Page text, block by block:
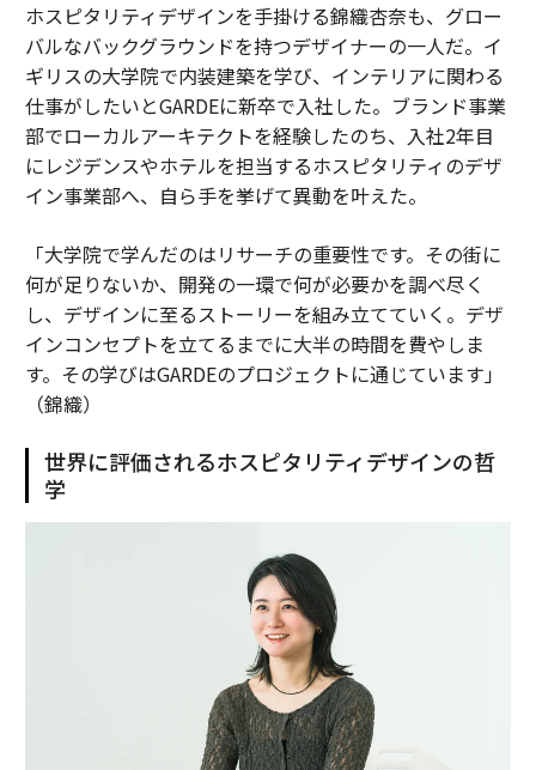
ホスピタリティデザインを手掛ける錦織杏奈も、グロー
バルなバックグラウンドを持つデザイナーの一人だ。イ
ギリスの大学院で内装建築を学び、インテリアに関わる
仕事がしたいとGARDEに新卒で入社した。ブランド事業
部でローカルアーキテクトを経験したのち、入社2年目
にレジデンスやホテルを担当するホスピタリティのデザ
イン事業部へ、自ら手を挙げて異動を叶えた。
「大学院で学んだのはリサーチの重要性です。その街に
何が足りないか、開発の一環で何が必要かを調べ尽く
し、デザインに至るストーリーを組み立てていく。デザ
インコンセプトを立てるまでに大半の時間を費やしま
す。その学びはGARDEのプロジェクトに通じています」
（錦織）
世界に評価されるホスピタリティデザインの哲
学